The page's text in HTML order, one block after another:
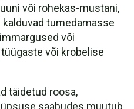
või rohekas-mustani,
tumedamasse
või
või krobelise
täidetud roosa,
saabudes muutub